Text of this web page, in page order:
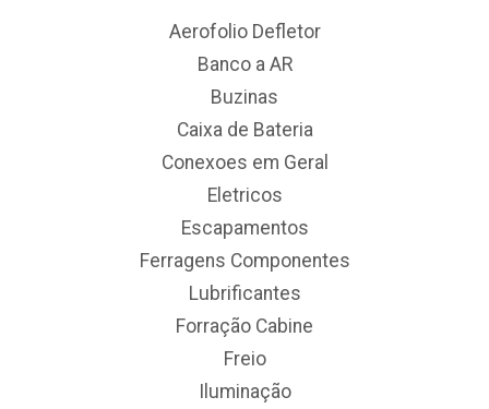
Aerofolio Defletor
Banco a AR
Buzinas
Caixa de Bateria
Conexoes em Geral
Eletricos
Escapamentos
Ferragens Componentes
Lubrificantes
Forração Cabine
Freio
Iluminação